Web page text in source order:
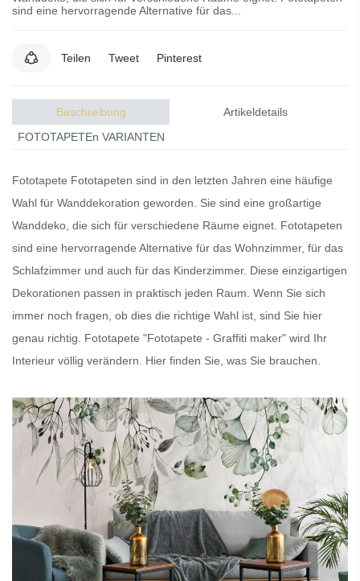
sind eine hervorragende Alternative für das...
Teilen Tweet Pinterest
Beschreibung
Artikeldetails
FOTOTAPETEn VARIANTEN
Fototapete Fototapeten sind in den letzten Jahren eine häufige
Wahl für Wanddekoration geworden. Sie sind eine großartige
Wanddeko, die sich für verschiedene Räume eignet. Fototapeten
sind eine hervorragende Alternative für das Wohnzimmer, für das
Schlafzimmer und auch für das Kinderzimmer. Diese einzigartigen
Dekorationen passen in praktisch jeden Raum. Wenn Sie sich
immer noch fragen, ob dies die richtige Wahl ist, sind Sie hier
genau richtig. Fototapete "Fototapete - Graffiti maker" wird Ihr
Interieur völlig verändern. Hier finden Sie, was Sie brauchen.